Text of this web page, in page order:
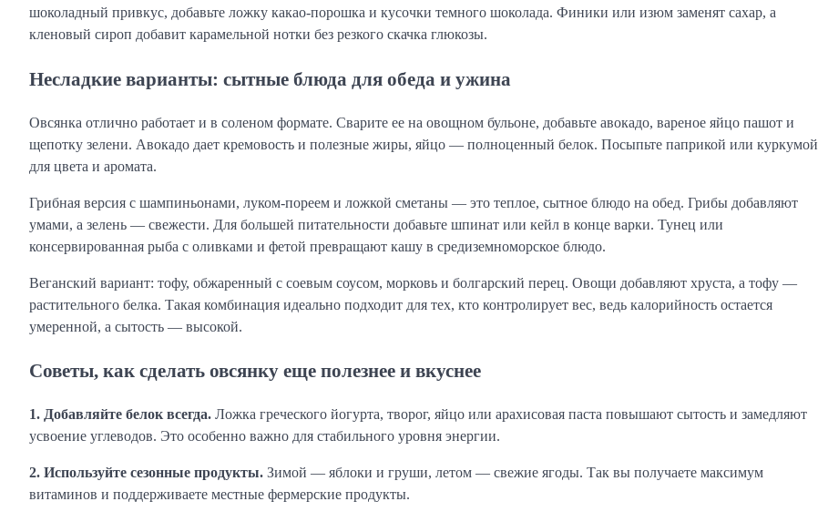
шоколадный привкус, добавьте ложку какао-порошка и кусочки темного шоколада. Финики или изюм заменят сахар, а
кленовый сироп добавит карамельной нотки без резкого скачка глюкозы.
Несладкие варианты: сытные блюда для обеда и ужина
Овсянка отлично работает и в соленом формате. Сварите ее на овощном бульоне, добавьте авокадо, вареное яйцо пашот и
щепотку зелени. Авокадо дает кремовость и полезные жиры, яйцо — полноценный белок. Посыпьте паприкой или куркумой
для цвета и аромата.
Грибная версия с шампиньонами, луком-пореем и ложкой сметаны — это теплое, сытное блюдо на обед. Грибы добавляют
умами, а зелень — свежести. Для большей питательности добавьте шпинат или кейл в конце варки. Тунец или
консервированная рыба с оливками и фетой превращают кашу в средиземноморское блюдо.
Веганский вариант: тофу, обжаренный с соевым соусом, морковь и болгарский перец. Овощи добавляют хруста, а тофу —
растительного белка. Такая комбинация идеально подходит для тех, кто контролирует вес, ведь калорийность остается
умеренной, а сытость — высокой.
Советы, как сделать овсянку еще полезнее и вкуснее
1. Добавляйте белок всегда. Ложка греческого йогурта, творог, яйцо или арахисовая паста повышают сытость и замедляют
усвоение углеводов. Это особенно важно для стабильного уровня энергии.
2. Используйте сезонные продукты. Зимой — яблоки и груши, летом — свежие ягоды. Так вы получаете максимум
витаминов и поддерживаете местные фермерские продукты.